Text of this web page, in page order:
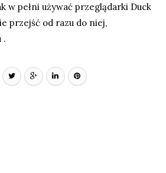
w pełni używać przeglądarki Duck
przejść od razu do niej,
.